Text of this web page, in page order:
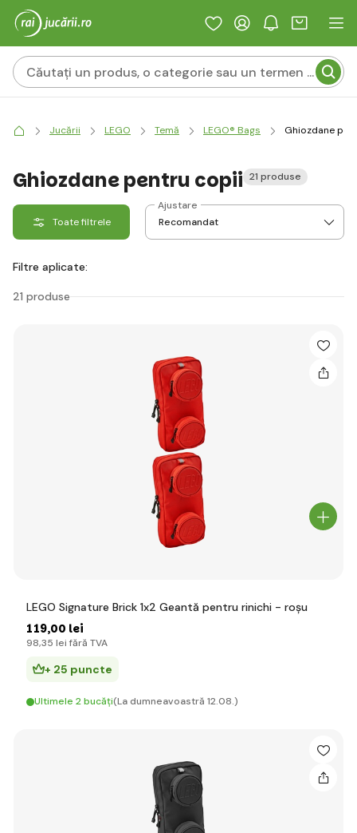
Jucării LEGO Temă LEGO® Bags Ghiozdane
Ghiozdane pentru copii 21 produse
Toate filtrele
Ajustare
Filtre aplicate:
21 produse
LEGO Signature Brick 1x2 Geantă pentru rinichi - roșu
119,00 lei
98,35 lei fără TVA
+ 25 puncte
Ultimele 2 bucăți(La dumneavoastră 12.08.)